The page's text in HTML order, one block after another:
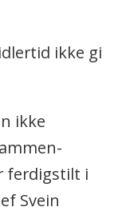
ikke gi
ikke
ferdigstilt i
Svein